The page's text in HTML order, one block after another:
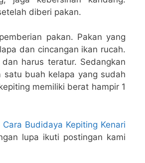
diberi pakan.
pakan. Pakan yang
dan cincangan ikan rucah.
harus teratur. Sedangkan
buah kelapa yang sudah
memiliki berat hampir 1
Budidaya Kepiting Kenari
lupa ikuti postingan kami